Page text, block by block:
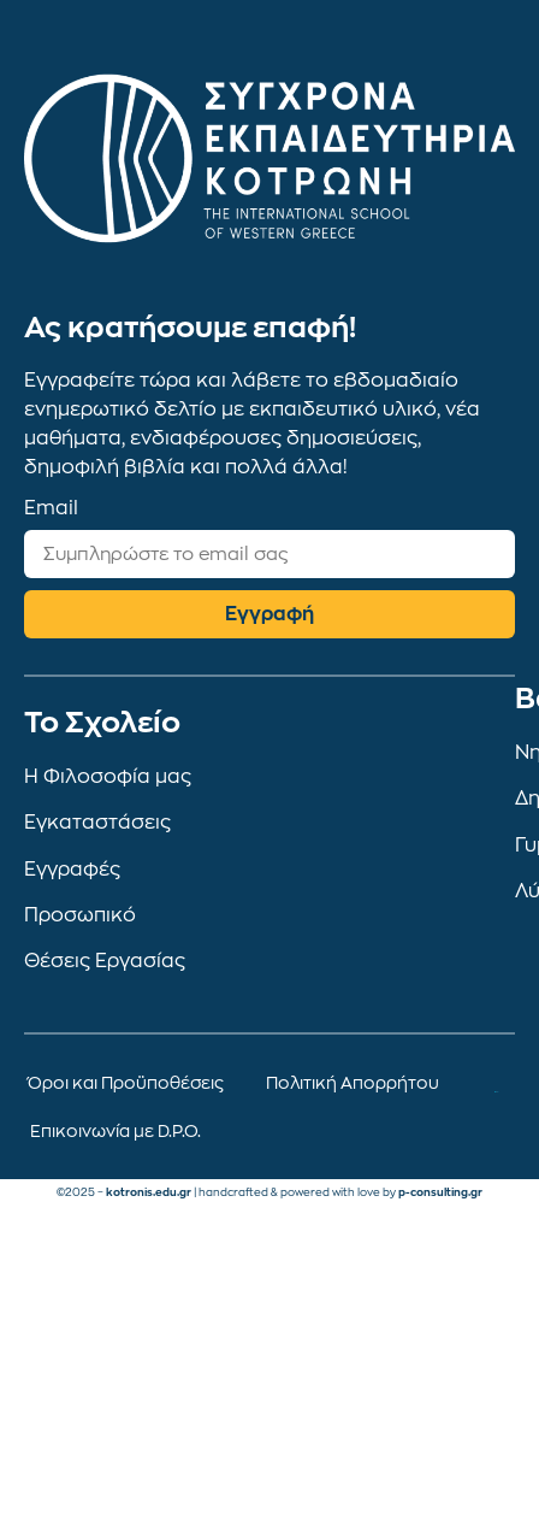
Ας κρατήσουμε επαφή!
Εγγραφείτε τώρα και λάβετε το εβδομαδιαίο
ενημερωτικό δελτίο με εκπαιδευτικό υλικό, νέα
μαθήματα, ενδιαφέρουσες δημοσιεύσεις,
δημοφιλή βιβλία και πολλά άλλα!
Email
Εγγραφή
To Σχολείο
Η Φιλοσοφία μας
Εγκαταστάσεις
Εγγραφές
Προσωπικό
Θέσεις Εργασίας
Όροι και Προϋποθέσεις Πολιτική Απορρήτου
Επικοινωνία με D.P.O.
©2025 – kotronis.edu.gr | handcrafted & powered with love by p-consulting.gr